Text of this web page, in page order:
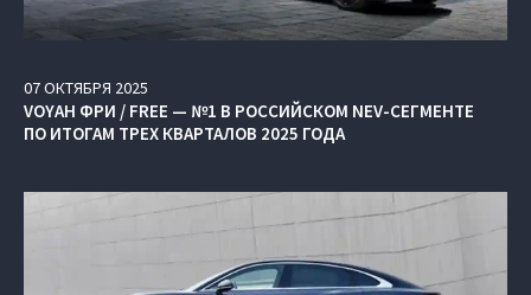
07ОКТЯБРЯ 2025
VOYAH ФРИ / FREE — №1 В РОССИЙСКОМ NEV-СЕГМЕНТЕ
ПО ИТОГАМ ТРЕХ КВАРТАЛОВ 2025 ГОДА